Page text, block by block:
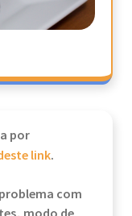
por
link.
com